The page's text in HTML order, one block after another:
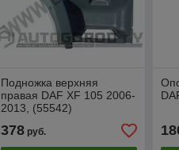
Подножка верхняя
правая DAF XF 105 2006-
2013, (55542)
378руб.